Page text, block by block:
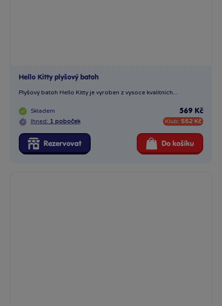
Hello Kitty plyšový batoh
Plyšový batoh Hello Kitty je vyroben z vysoce kvalitních...
Skladem
Ihned: 1 poboček
569 Kč
Klub: 552 Kč
Rezervovat Do košíku